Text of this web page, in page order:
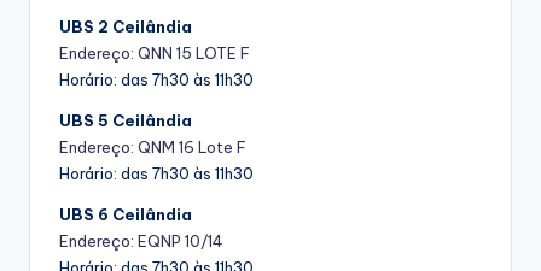
UBS 2 Ceilândia
Endereço: QNN 15 LOTE F
Horário: das 7h30 às 11h30
UBS 5 Ceilândia
Endereço: QNM 16 Lote F
Horário: das 7h30 às 11h30
UBS 6 Ceilândia
Endereço: EQNP 10/14